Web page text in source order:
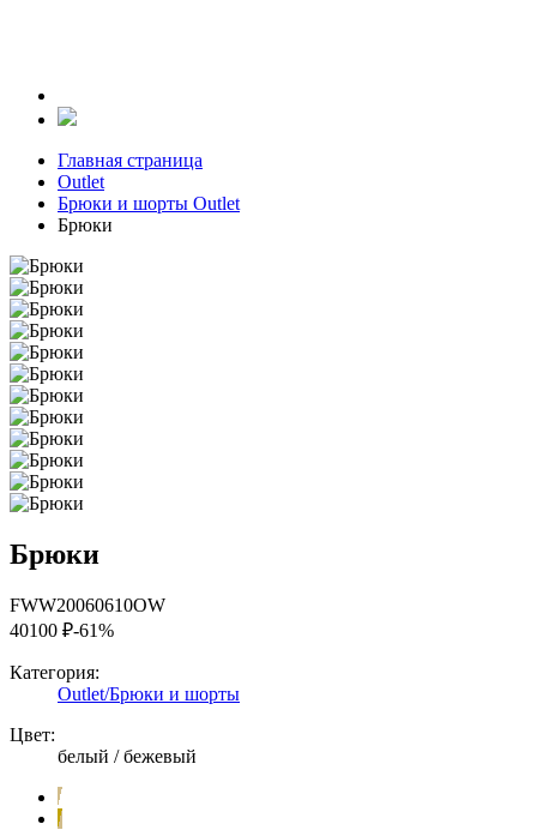
Главная страница
Outlet
Брюки и шорты Outlet
Брюки
Брюки
FWW20060610OW
40100 ₽-61%
Категория:
Outlet/Брюки и шорты
Цвет:
белый / бежевый